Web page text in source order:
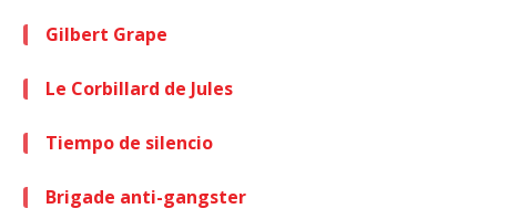
Gilbert Grape
Le Corbillard de Jules
Tiempo de silencio
Brigade anti-gangster